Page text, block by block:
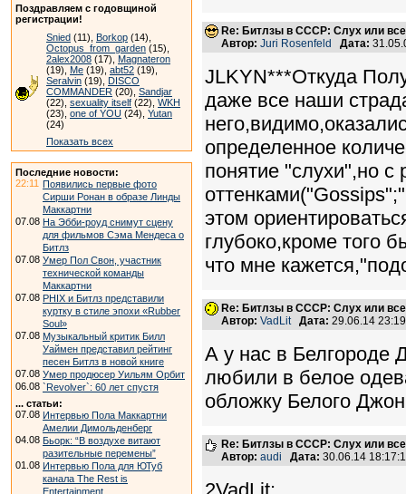
Поздравляем с годовщиной
регистрации!
Snied (11), Borkop (14),
Octopus_from_garden (15),
2alex2008 (17), Magnateron
(19), Me (19), abt52 (19),
Seralvin (19), DISCO
COMMANDER (20), Sandjar
(22), sexuality itself (22), WKH
(23), one of YOU (24), Yutan
(24)
Показать всех
Последние новости:
22:11 Появились первые фото
Сирши Ронан в образе Линды
Маккартни
07.08 На Эбби-роуд снимут сцену
для фильмов Сэма Мендеса о
Битлз
07.08 Умер Пол Свон, участник
технической команды
Маккартни
07.08 PHIX и Битлз представили
куртку в стиле эпохи «Rubber
Soul»
07.08 Музыкальный критик Билл
Уаймен представил рейтинг
песен Битлз в новой книге
07.08 Умер продюсер Уильям Орбит
06.08 `Revolver`: 60 лет спустя
... статьи:
07.08 Интервью Пола Маккартни
Амелии Димольденберг
04.08 Бьорк: “В воздухе витают
разительные перемены”
01.08 Интервью Пола для ЮТуб
канала The Rest is
Entertainment
Re: Битлзы в СССР: Слух или
Автор: Juri Rosenfeld Дата:
JLKYN***Откуда
даже все наши
определенное
понятие "слухи",но с
этом
глубоко,кроме того
что мне
Re: Битлзы в СССР: Слух или
Автор: VadLit Дата: 29.06.14
А у нас в Белгороде
любили в белое
обложку Белого
Re: Битлзы в СССР: Слух или
Автор: audi Дата: 30.06.14